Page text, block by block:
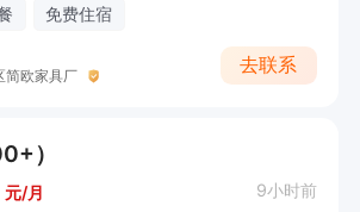
免费住宿
简欧家具厂
去联系
）
元/月 9小时前